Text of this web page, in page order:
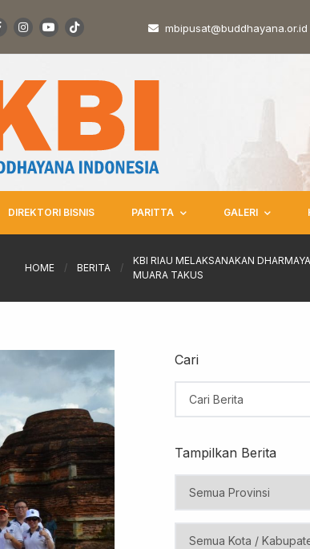
mbipusat@buddhayana.or.id
DIREKTORI BISNIS PARITTA GALERI
HOME / BERITA /
KBI RIAU MELAKSANAKAN
MUARA TAKUS
Cari
Tampilkan Berita